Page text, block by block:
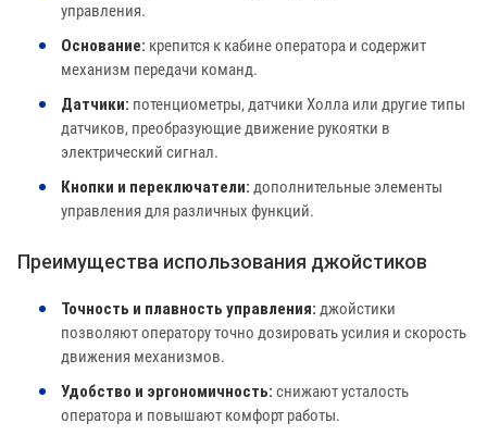
управления.
Основание: крепится к кабине оператора и содержит
механизм передачи команд.
Датчики: потенциометры, датчики Холла или другие типы
датчиков, преобразующие движение рукоятки в
электрический сигнал.
Кнопки и переключатели: дополнительные элементы
управления для различных функций.
Преимущества использования джойстиков
Точность и плавность управления: джойстики
позволяют оператору точно дозировать усилия и скорость
движения механизмов.
Удобство и эргономичность: снижают усталость
оператора и повышают комфорт работы.